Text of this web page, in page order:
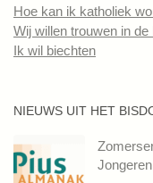
Hoe kan ik katholiek
Wij willen trouwen in de
Ik wil biechten
NIEUWS UIT HET